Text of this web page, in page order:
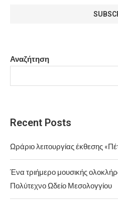
Αναζήτηση
Recent Posts
Ωράριο λειτουργίας έκθεσης
Ένα τριήμερο μουσικής
Πολύτεχνο Ωδείο Μεσολογγίου